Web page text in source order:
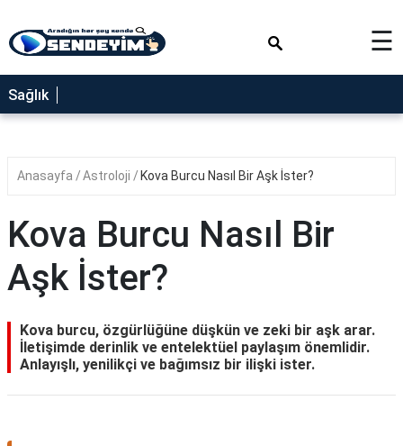
SAĞLIK
NEDİR
YEMEK
RÜYA
TABİRLERİ
GEZİLECEK
BLOG
☰
Sağlık
Anasayfa Astroloji Kova Burcu Nasıl Bir Aşk İster?
Kova Burcu Nasıl Bir
Aşk İster?
Kova burcu, özgürlüğüne düşkün ve zeki bir aşk arar.
İletişimde derinlik ve entelektüel paylaşım önemlidir.
Anlayışlı, yenilikçi ve bağımsız bir ilişki ister.